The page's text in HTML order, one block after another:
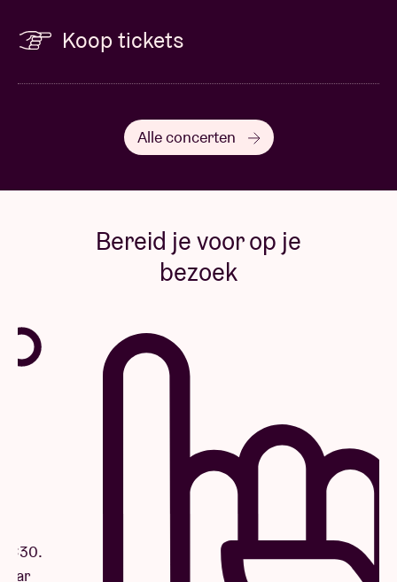
Koop tickets
Alle concerten
Bereid je voor op je
bezoek